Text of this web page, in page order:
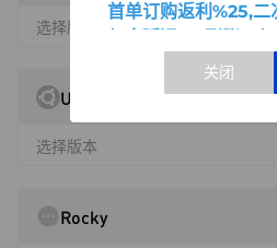
选择版本
Ubuntu
选择版本
Rocky
首单订购返利%25,